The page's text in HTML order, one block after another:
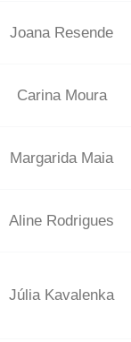
Joana Resende
Carina Moura
Margarida Maia
Aline Rodrigues
Júlia Kavalenka